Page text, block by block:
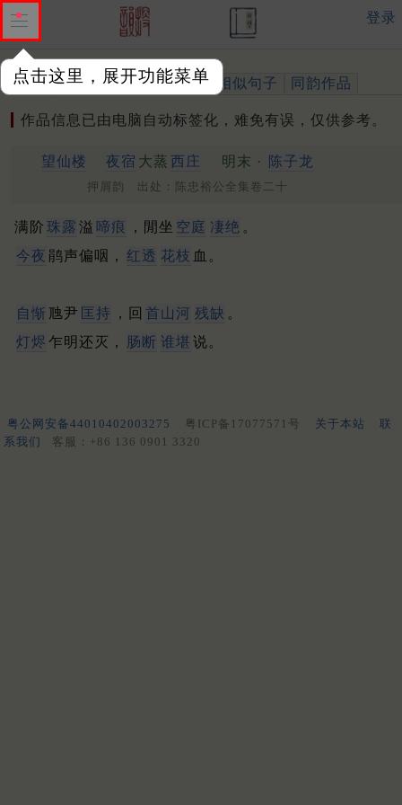
点击这里，展开功能菜单
登录
作品 标注四声 出处、引用 相似句子 同韵作品
作品信息已由电脑自动标签化，难免有误，仅供参考。
望仙楼 夜宿 大蒸 西庄 明末 · 陈子龙
押屑韵 出处：陈忠裕公全集卷二十
满阶 珠露 溢 啼痕 ，閒坐 空庭 凄绝 。
今夜 鹃声偏咽， 红透 花枝 血。
自惭 虺尹 匡持 ，回 首山河 残缺 。
灯烬 乍明还灭， 肠断 谁堪 说。
粤公网安备44010402003275 粤ICP备17077571号 关于本站
联
系我们
客服：+86 136 0901 3320